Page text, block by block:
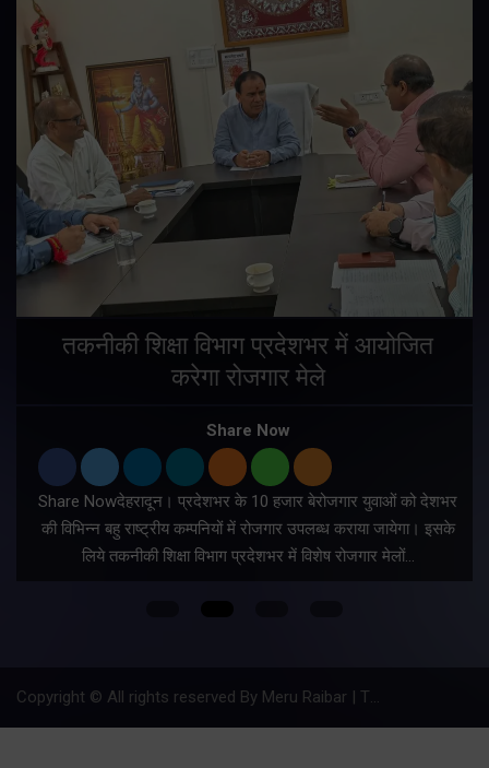
तकनीकी शिक्षा विभाग प्रदेशभर में आयोजित
करेगा रोजगार मेले
Share Now
Share Nowदेहरादून। प्रदेशभर के 10 हजार बेरोजगार युवाओं को देशभर
की विभिन्न बहु राष्ट्रीय कम्पनियों में रोजगार उपलब्ध कराया जायेगा। इसके
लिये तकनीकी शिक्षा विभाग प्रदेशभर में विशेष रोजगार मेलों…
Copyright © All rights reserved By Meru Raibar | Theme by